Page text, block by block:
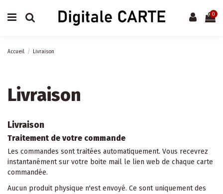
0
Accueil Livraison
Livraison
Livraison
Traitement de votre commande
Les commandes sont traitées automatiquement. Vous recevrez
instantanément sur votre boite mail le lien web de chaque carte
commandée.
Aucun produit physique n'est envoyé. Ce sont uniquement des